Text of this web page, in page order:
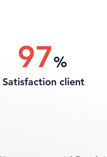
97%
Satisfaction client